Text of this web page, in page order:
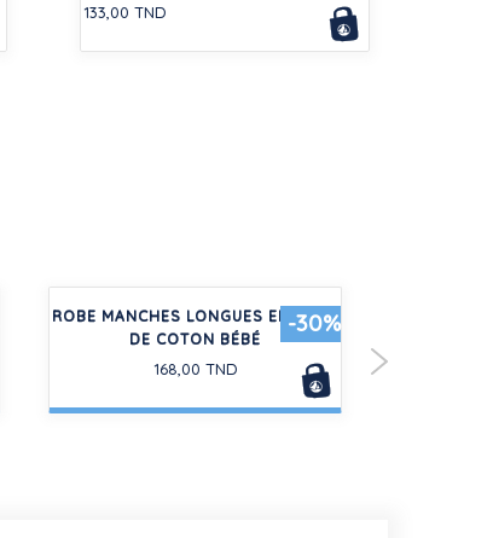
133,00 TND
-30%
ROBE MANCHES LONGUES EN GAZE
DE COTON BÉBÉ
168,00 TND